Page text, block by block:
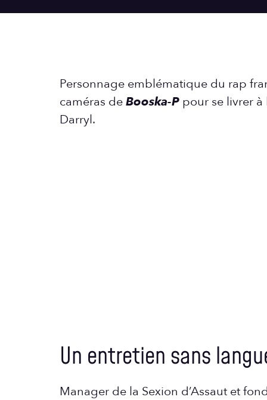
Personnage emblématique du rap
caméras deBooska-P pour se livrer à
Darryl.
Un entretien sans
Manager de la Sexion d’Assaut et